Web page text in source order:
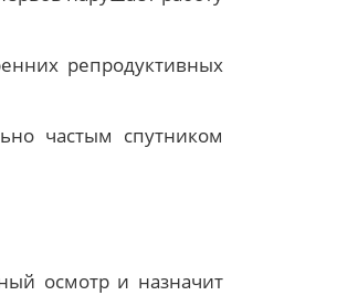
репродуктивных
частым спутником
осмотр и назначит